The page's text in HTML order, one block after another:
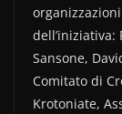
dell’iniziativa:
Sansone,
Comitato di
Krotoniate,